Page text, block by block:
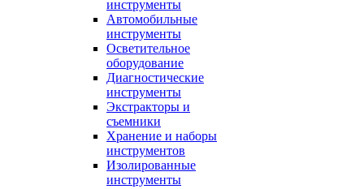
инструменты
Автомобильные
инструменты
Осветительное
оборудование
Диагностические
инструменты
Экстракторы и
съемники
Хранение и наборы
инструментов
Изолированные
инструменты